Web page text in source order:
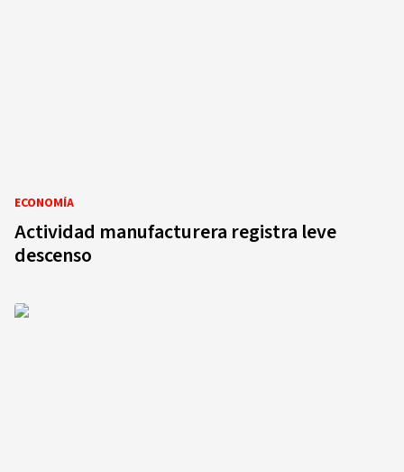
ECONOMÍA
Actividad manufacturera registra leve
descenso